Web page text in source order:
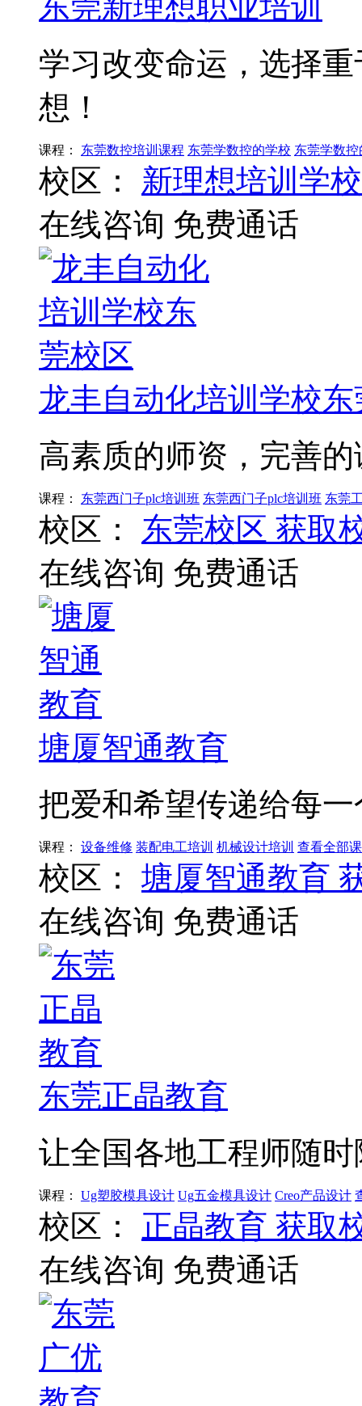
学习改变命运，选择
想！
课程： 东莞数控培训课程 东莞学数控的学校 东莞学数控
校区：
新理想培训学校
在线咨询 免费通话
龙丰自动化培训学校
高素质的师资，完善
课程： 东莞西门子plc培训班 东莞西门子plc培训班 东莞
校区： 东莞校区 获取
在线咨询 免费通话
塘厦智通教育
把爱和希望传递给每
课程： 设备维修 装配电工培训 机械设计培训 查看全部
校区： 塘厦智通教育
在线咨询 免费通话
东莞正晶教育
让全国各地工程师随
课程： Ug塑胶模具设计 Ug五金模具设计 Creo产品设计
校区： 正晶教育 获取
在线咨询 免费通话